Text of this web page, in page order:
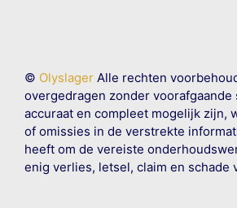
© OlyslagerAlle rechten
overgedragen zonder
accuraat en compleet mogelijk zijn,
of omissies in de verstrekte
heeft om de vereiste
enig verlies, letsel, claim en